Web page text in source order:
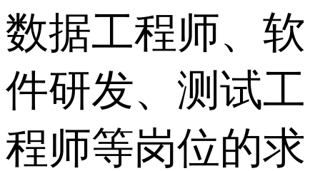
数据工程师、软
件研发、测试工
程师等岗位的求